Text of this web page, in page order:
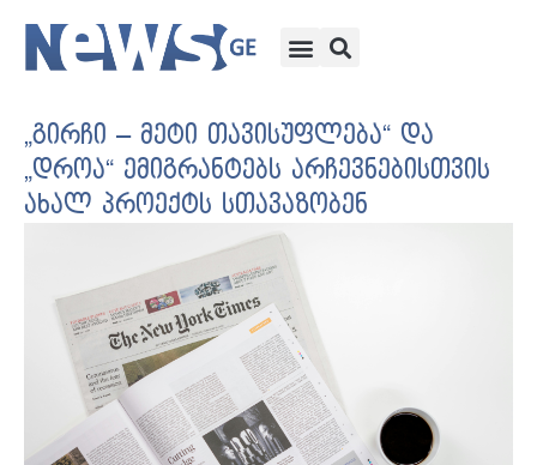
„გირჩი – მეტი თავისუფლება“ და
„დროა“ ემიგრანტებს არჩევნებისთვის
ახალ პროექტს სთავაზობენ